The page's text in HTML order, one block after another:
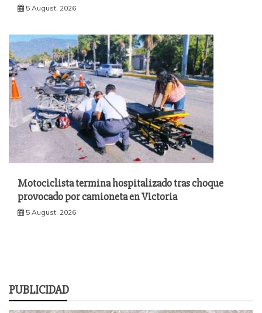
5 August, 2026
Motociclista termina hospitalizado tras choque
provocado por camioneta en Victoria
5 August, 2026
PUBLICIDAD